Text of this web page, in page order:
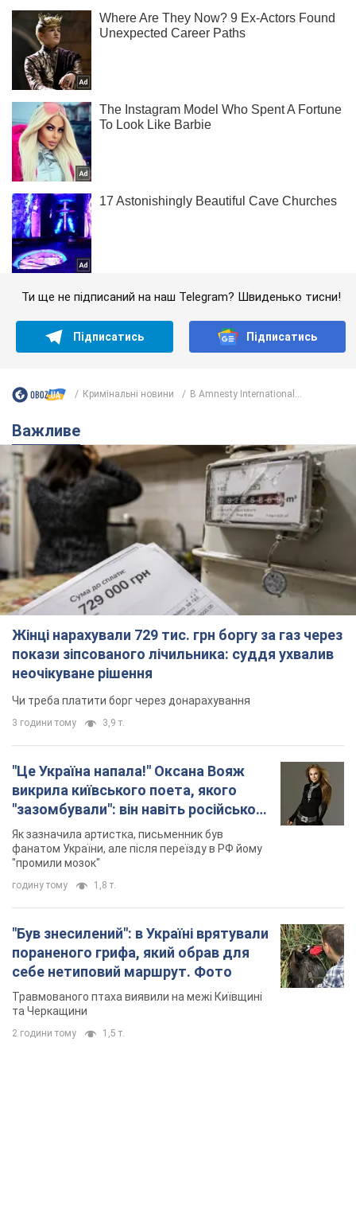
Ти ще не підписаний на наш Telegram? Швиденько тисни!
Підписатись Підписатись
Кримінальні новини В Amnesty International...
Важливе
Жінці нарахували 729 тис. грн боргу за газ через
покази зіпсованого лічильника: суддя ухвалив
неочікуване рішення
Чи треба платити борг через донарахування
3 години тому 3,9 т.
"Це Україна напала!" Оксана Вояж
викрила київського поета, якого
"зазомбували": він навіть російської
не знав, а тепер хоче геноциду
українців
Як зазначила артистка, письменник був
фанатом України, але після переїзду в РФ йому
"промили мозок"
годину тому 1,8 т.
"Був знесилений": в Україні врятували
пораненого грифа, який обрав для
себе нетиповий маршрут. Фото
Травмованого птаха виявили на межі Київщині
та Черкащини
2 години тому 1,5 т.